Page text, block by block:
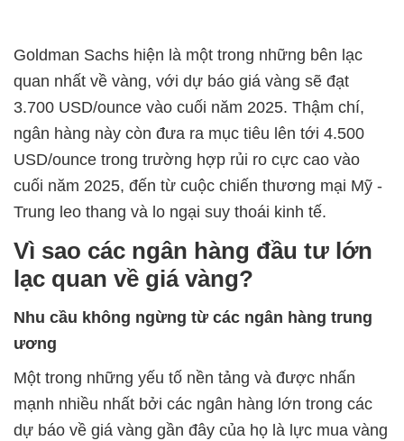
Goldman Sachs hiện là một trong những bên lạc
quan nhất về vàng, với dự báo giá vàng sẽ đạt
3.700 USD/ounce vào cuối năm 2025. Thậm chí,
ngân hàng này còn đưa ra mục tiêu lên tới 4.500
USD/ounce trong trường hợp rủi ro cực cao vào
cuối năm 2025, đến từ cuộc chiến thương mại Mỹ -
Trung leo thang và lo ngại suy thoái kinh tế.
Vì sao các ngân hàng đầu tư lớn
lạc quan về giá vàng?
Nhu cầu không ngừng từ các ngân hàng trung
ương
Một trong những yếu tố nền tảng và được nhấn
mạnh nhiều nhất bởi các ngân hàng lớn trong các
dự báo về giá vàng gần đây của họ là lực mua vàng